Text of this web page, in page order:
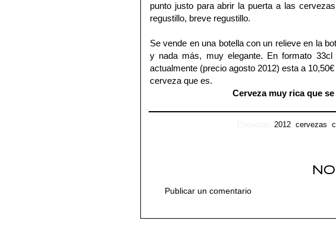
punto justo para abrir la puerta a las
regustillo, breve regustillo.
Se vende en una botella con un relieve en la
y nada más, muy elegante. En formato
actualmente (precio agosto 2012) esta a
cerveza que es.
Cerveza muy rica que
2012, cervezas
Publicar un comentario